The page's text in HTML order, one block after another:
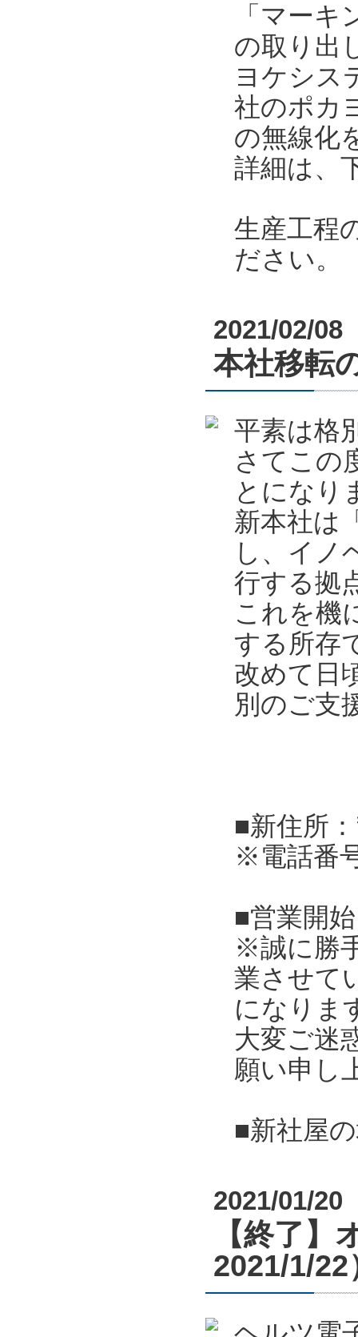
「マー
の取り出
ヨケシス
社のポカ
の無線化
詳細は、
生産工程
ださい。
2021/02/08
本社移転
平素は格
さてこの
とになり
新本社は
し、イノ
行する拠
これを機
する所存
改めて日
別のご支
■新住所
※電話番
■営業開
※誠に勝
業させて
になりま
大変ご迷
願い申し
■新社屋
2021/01/20
【終了
2021/1/22